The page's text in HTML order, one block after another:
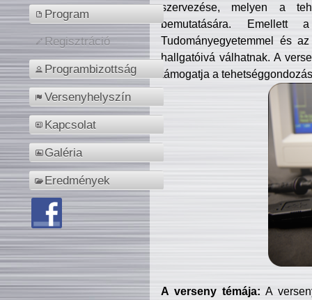
Program
Regisztráció
Programbizottság
Versenyhelyszín
Kapcsolat
Galéria
Eredmények
szervezése, melyen a
bemutatására. Emellett
Tudományegyetemmel és
hallgatóivá válhatnak. A
támogatja a
A verseny témája: A